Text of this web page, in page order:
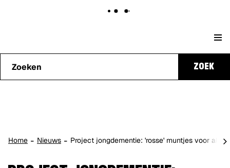
Genk
kunnen
we je
ZOEK
Home Nieuws Project jongdementie: 'rosse' muntjes voor als